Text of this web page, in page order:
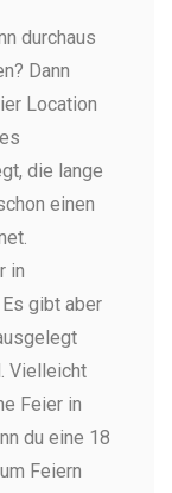
durchaus
Dann
Location
die lange
einen
in
gibt aber
Vielleicht
Feier in
du eine 18
Feiern